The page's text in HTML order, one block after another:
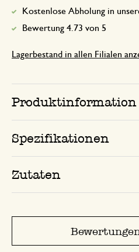
Kostenlose Abholung in
Bewertung 4.73 von 5
Lagerbestand in allen Filialen
Produktinformation
Spezifikationen
Zutaten